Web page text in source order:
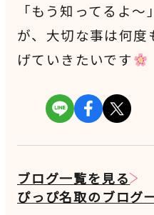
「もう知ってるよ
が、大切な事は何度
げていきたいです
ブログ一覧を見る
ぴっぴ名取のブログ